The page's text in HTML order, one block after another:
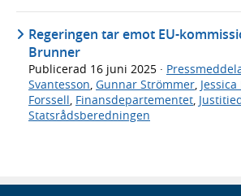
Regeringen tar emot EU-
Brunner
Publicerad 16 juni 2025 ·
Svantesson Gunnar Strömmer
Forssell Finansdepartementet
Statsrådsberedningen